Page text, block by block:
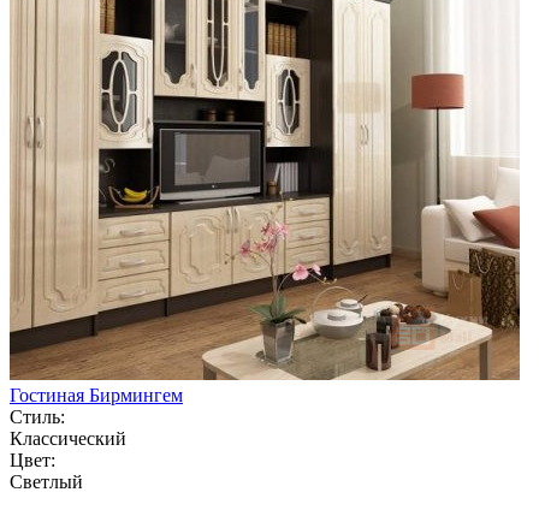
Гостиная Бирмингем
Стиль:
Классический
Цвет:
Светлый